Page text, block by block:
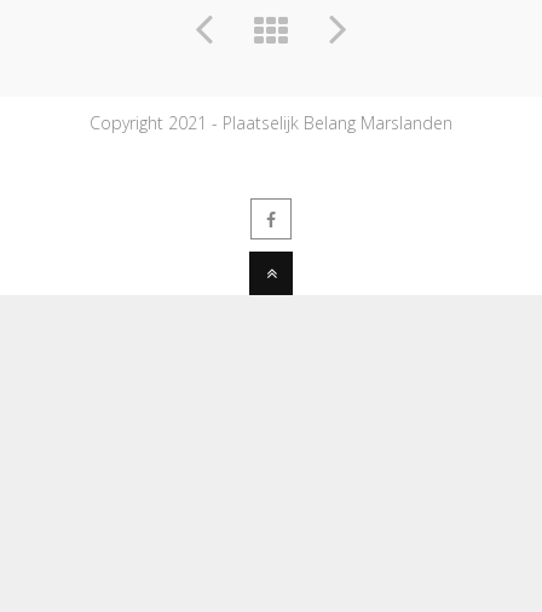
Copyright 2021 - Plaatselijk Belang Marslanden